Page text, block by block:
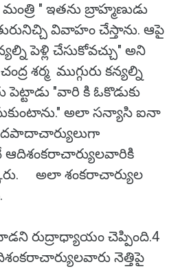
" ఇతను బ్రాహ్మణుడు
వివాహం చేస్తాను. ఆపై
పెళ్లి చేసుకోవచ్చు" అని
శర్మ ముగ్గురు కన్యల్ని
"వారి కి ఓకొడుకు
అలా సన్యాసి ఐనా
ఆదిశంకరాచార్యులవారికి
అలా శంకరాచార్యుల
రుద్రాధ్యాయం చెప్పింది.4
నెత్తిపై